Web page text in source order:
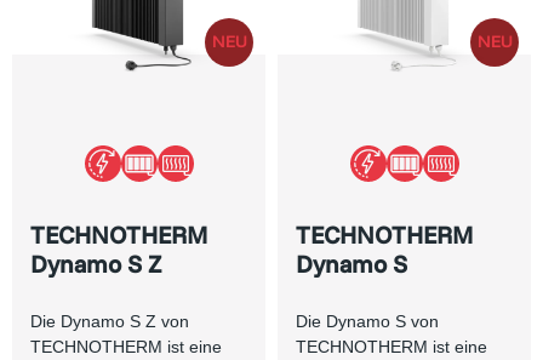
TECHNOTHERM
Dynamo S Z
Die Dynamo S Z von
TECHNOTHERM ist eine
TECHNOTHERM
Dynamo S
Die Dynamo S von
TECHNOTHERM ist eine